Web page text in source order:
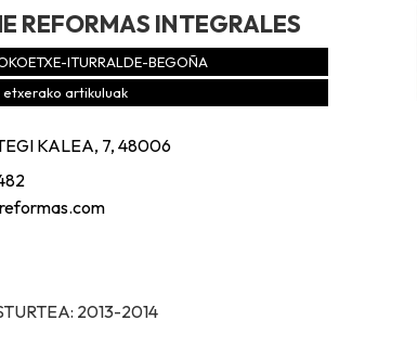
REFORMAS INTEGRALES
ITURRALDE-BEGOÑA
artikuluak
KALEA, 7, 48006
2013-2014